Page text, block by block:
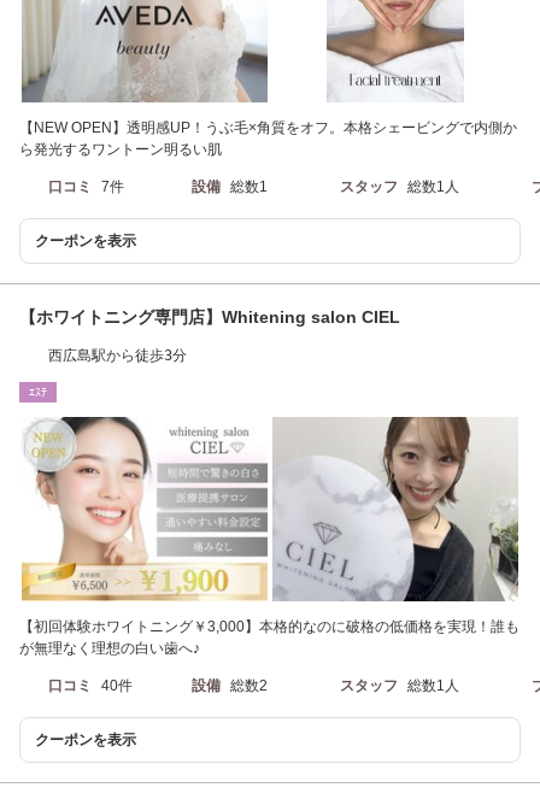
【NEW OPEN】透明感UP！うぶ毛×角質をオフ。本格シェービングで内側か
ら発光するワントーン明るい肌
口コミ 7件 設備 総数1 スタッフ 総数1人
クーポンを表示
【ホワイトニング専門店】Whitening salon CIEL
西広島駅から徒歩3分
ｴｽﾃ
【初回体験ホワイトニング￥3,000】本格的なのに破格の低価格を実現！誰も
が無理なく理想の白い歯へ♪
口コミ 40件 設備 総数2 スタッフ 総数1人
クーポンを表示